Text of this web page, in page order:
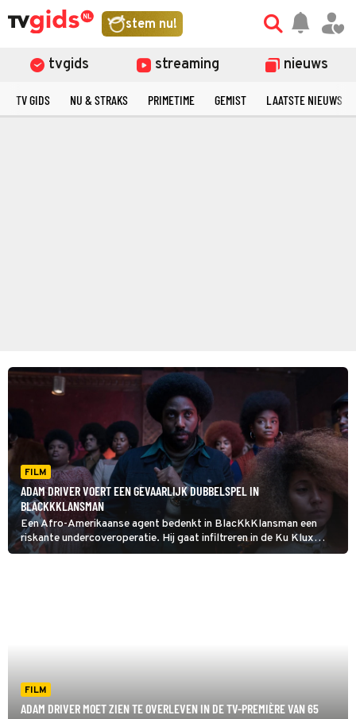
stem nu!
tvgids streaming nieuws
TV GIDS NU & STRAKS PRIMETIME GEMIST LAATSTE NIEUWS
FILM
ADAM DRIVER VOERT EEN GEVAARLIJK DUBBELSPEL IN
BLACKKKLANSMAN
Een Afro-Amerikaanse agent bedenkt in BlacKkKlansman een
riskante undercoveroperatie. Hij gaat infiltreren in de Ku Klux
Klan.
FILM
ADAM DRIVER MOET ZIEN TE OVERLEVEN IN DE TV-PREMIÈRE VAN 65